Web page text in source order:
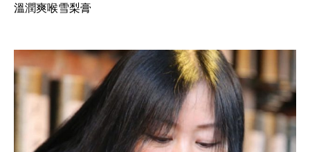
溫潤爽喉雪梨膏